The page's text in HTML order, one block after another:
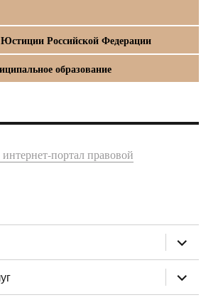
Российской Федерации
образование
портал правовой
раскрыть
дочернее
меню
раскрыть
дочернее
меню